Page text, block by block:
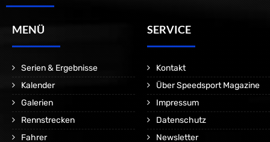
MENÜ
Serien & Ergebnisse
Kalender
Galerien
Rennstrecken
Fahrer
SERVICE
Kontakt
Über Speedsport Magazine
Impressum
Datenschutz
Newsletter